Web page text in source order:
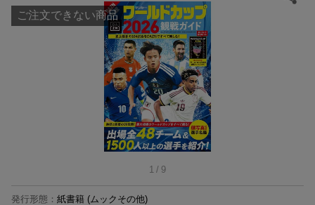
ご注文できない商品
1 / 9
発行形態 ： 紙書籍 (ムックその他)